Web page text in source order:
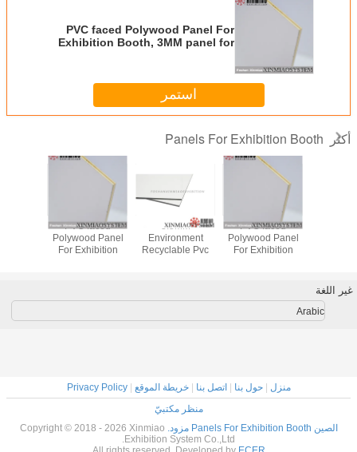
PVC faced Polywood Panel For
Exhibition Booth, 3MM panel for
استمر
أكثر Panels For Exhibition Booth
PVC faced
Polywood Panel
For Exhibition
3.5MM
Environment
Recyclable Pvc
STAND SHEET
PVC faced
Polywood Panel
For Exhibition
غير اللغة
Arabic
منزل |حول بنا |اتصل بنا |خريطة الموقع |
Privacy Policy
منظر مكتبيّ
الصين Panels For Exhibition Booth مزود.
Copyright © 2018 - 2026 Xinmiao
Exhibition System Co.,Ltd.